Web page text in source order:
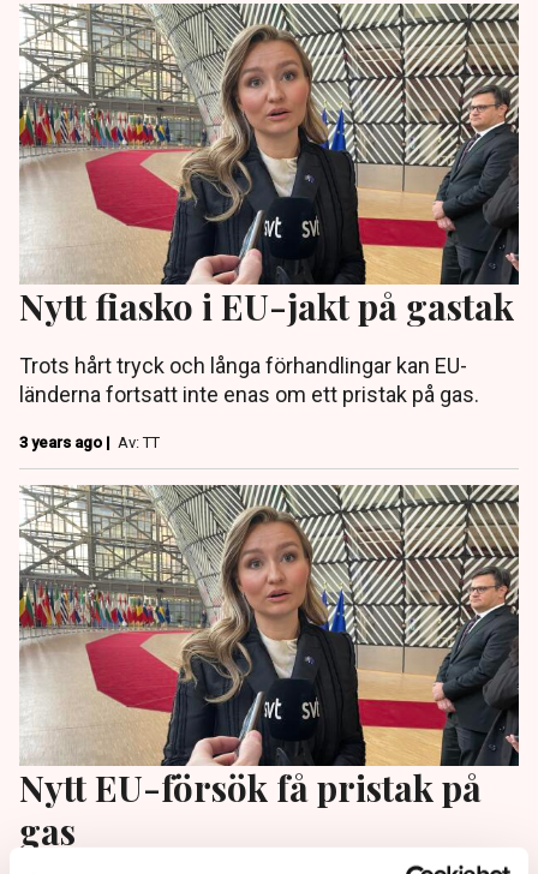
Nytt fiasko i EU-jakt på gastak
Trots hårt tryck och långa förhandlingar kan EU-
länderna fortsatt inte enas om ett pristak på gas.
3 years ago | Av: TT
Nytt EU-försök få pristak på
gas